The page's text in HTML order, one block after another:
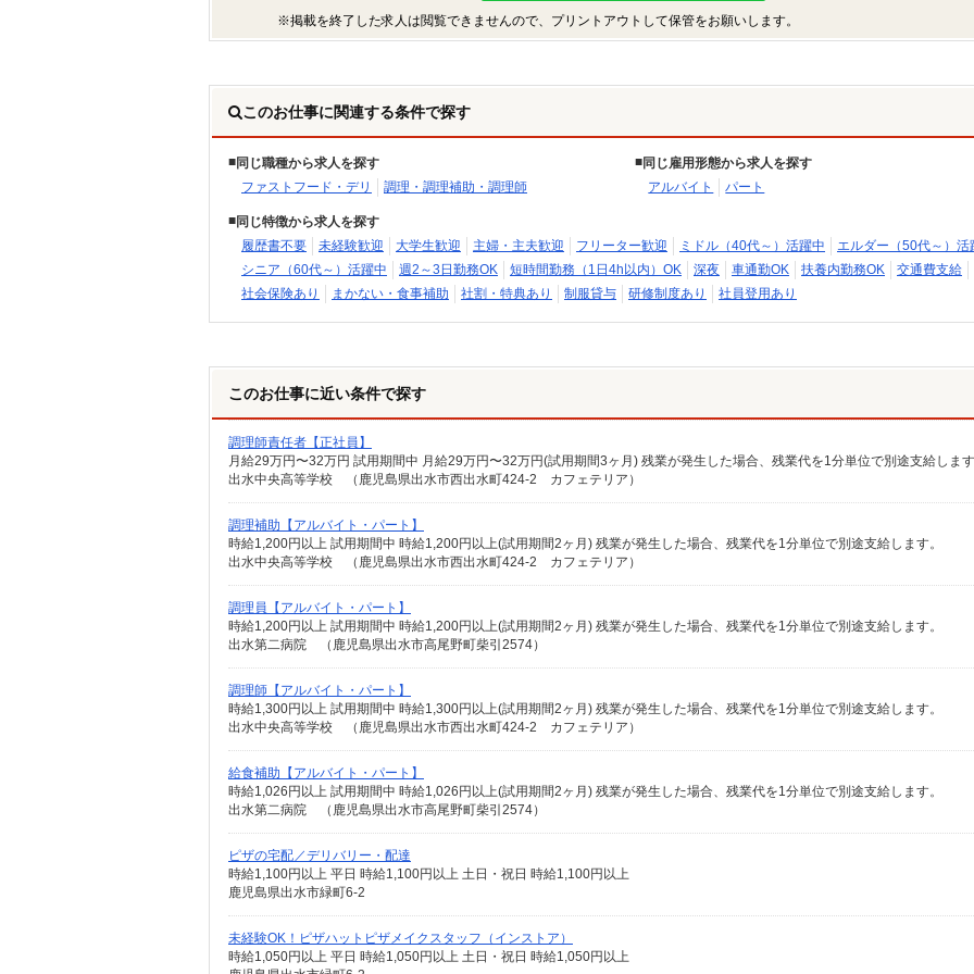
※掲載を終了した求人は閲覧できませんので、プリントアウトして保管をお願いします。
このお仕事に関連する条件で探す
同じ職種から求人を探す
ファストフード・デリ
調理・調理補助・調理師
同じ雇用形態から求人を探す
アルバイト
パート
同じ特徴から求人を探す
履歴書不要
未経験歓迎 大学生歓迎 主婦・主夫歓迎 フリーター歓迎 ミドル（40代～）活躍中
エルダー（50代～）活
シニア（60代～）活躍中
週2～3日勤務OK 短時間勤務（1日4h以内）OK 深夜 車通勤OK 扶養内勤務OK
交通費支給
社会保険あり
まかない・食事補助 社割・特典あり 制服貸与 研修制度あり 社員登用あり
このお仕事に近い条件で探す
調理師責任者【正社員】
出水中央高等学校 （鹿児島県出水市西出水町424-2 カフェテリア）
調理補助【アルバイト・パート】
時給1,200円以上 試用期間中 時給1,200円以上(試用期間2ヶ月) 残業が発生した場合、残業代を1分単位で別途支給します。
出水中央高等学校 （鹿児島県出水市西出水町424-2 カフェテリア）
調理員【アルバイト・パート】
時給1,200円以上 試用期間中 時給1,200円以上(試用期間2ヶ月) 残業が発生した場合、残業代を1分単位で別途支給します。
出水第二病院 （鹿児島県出水市高尾野町柴引2574）
調理師【アルバイト・パート】
時給1,300円以上 試用期間中 時給1,300円以上(試用期間2ヶ月) 残業が発生した場合、残業代を1分単位で別途支給します。
出水中央高等学校 （鹿児島県出水市西出水町424-2 カフェテリア）
給食補助【アルバイト・パート】
時給1,026円以上 試用期間中 時給1,026円以上(試用期間2ヶ月) 残業が発生した場合、残業代を1分単位で別途支給します。
出水第二病院 （鹿児島県出水市高尾野町柴引2574）
ピザの宅配／デリバリー・配達
時給1,100円以上 平日 時給1,100円以上 土日・祝日 時給1,100円以上
鹿児島県出水市緑町6-2
未経験OK！ピザハットピザメイクスタッフ（インストア）
時給1,050円以上 平日 時給1,050円以上 土日・祝日 時給1,050円以上